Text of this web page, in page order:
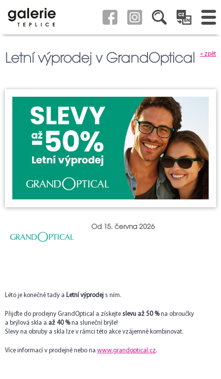
« zpět
Letní výprodej v GrandOptical
Od 15. června 2026
Léto je konečně tady a Letní výprodej s ním.
Přijďte do prodejny GrandOptical a získejte slevu až 50 %na obroučky
a brýlová skla a až 40 %na sluneční brýle!
Slevy na obruby a skla lze v rámci této akce vzájemně kombinovat.
Více informací v prodejně nebo na www.grandoptical.cz.